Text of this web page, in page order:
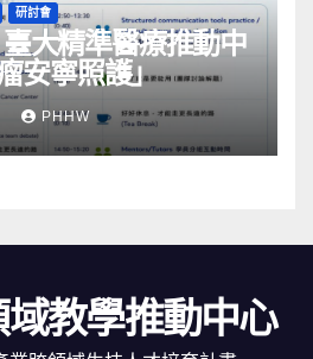
研討會
大精準醫療推動中
安寧照護」
PHHW
教學推動中心